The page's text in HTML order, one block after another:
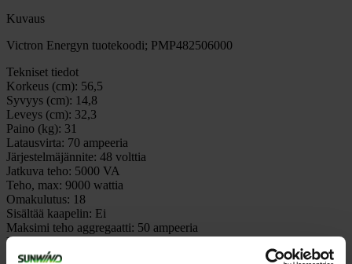
Kuvaus
Victron Energyn tuotekoodi; PMP482506000
Tekniset tiedot
Korkeus (cm): 56,5
Syvyys (cm): 14,8
Leveys (cm): 32,3
Paino (kg): 31
Latausvirta: 70 ampeeria
Järjestelmäjännite: 48 volttia
Jatkuva teho: 5000 VA
Teho, max: 9000 wattia
Omakulutus: 18
Sisältää kaapelin: Ei
Maksimi teho aggregaatti: 50 ampeeria
Bluetooth:
Tuotemerkki: